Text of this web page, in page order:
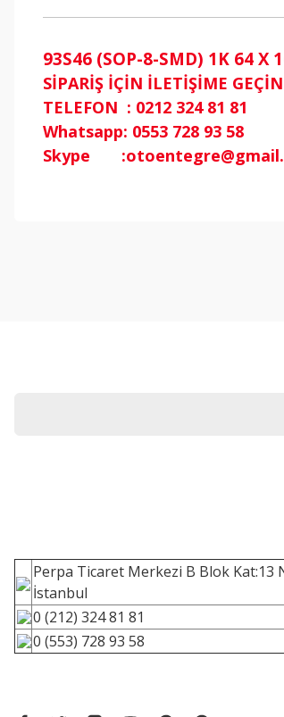
93S46 (SOP-8-SMD) 1K 64
SİPARİŞ İÇİN İLETİŞİME GEÇİN
TELEFON : 0212 324 81 81
Whatsapp: 0553 728 93 58
Skype
Perpa Ticaret Merkezi B Blok Kat:13
İstanbul
0 (212) 324 81 81
0 (553) 728 93 58